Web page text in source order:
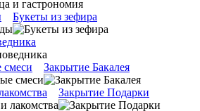
Букеты из зефира
Закрытие Бакалея
Закрытие Подарки